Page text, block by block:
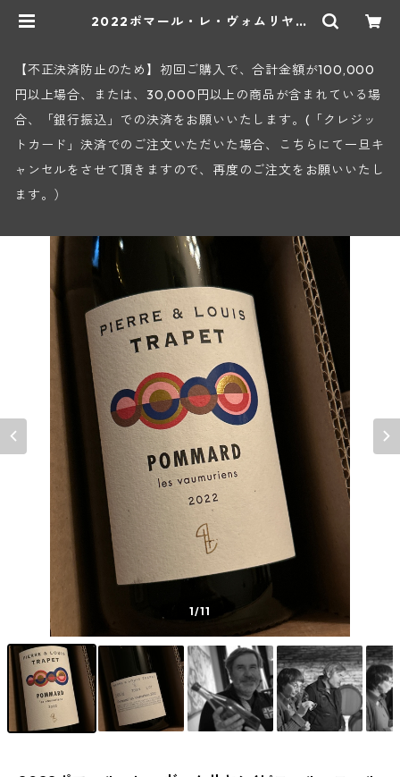
2022ポマール・レ・ヴォムリヤン
【不正決済防止のため】初回ご購入で、合計金額が100,000
円以上場合、または、30,000円以上の商品が含まれている場
合、「銀行振込」での決済をお願いいたします。(「クレジッ
トカード」決済でのご注文いただいた場合、こちらにて一旦キ
ャンセルをさせて頂きますので、再度のご注文をお願いいたし
ます。）
1/11